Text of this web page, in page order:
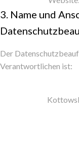
3. Name und
Der
Verantwortlichen ist: